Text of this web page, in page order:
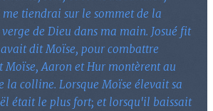
tiendrai sur le sommet de la
de Dieu dans ma main. Josué fit
dit Moïse, pour combattre
Moïse, Aaron et Hur montèrent au
la colline. Lorsque Moïse élevait sa
était le plus fort; et lorsqu'il baissait